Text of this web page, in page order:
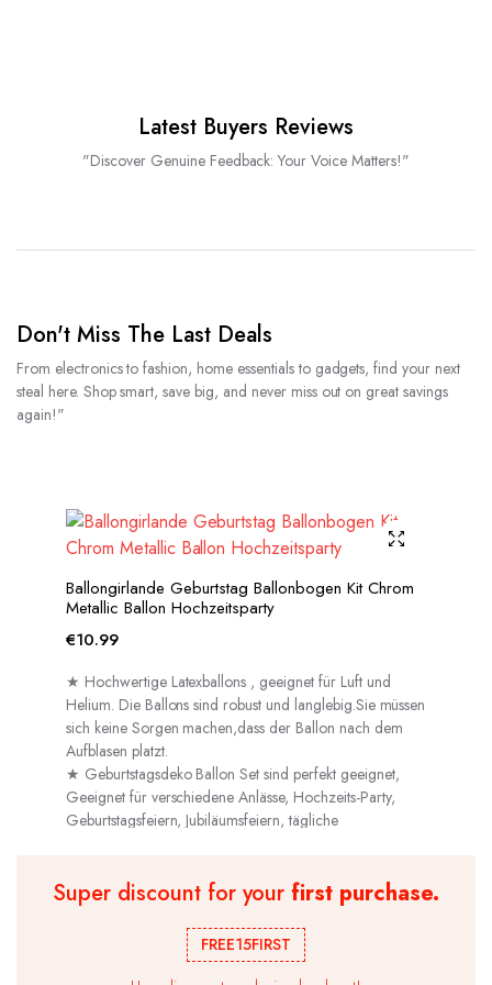
Latest Buyers Reviews
"Discover Genuine Feedback: Your Voice Matters!"
Don't Miss The Last Deals
From electronics to fashion, home essentials to gadgets, find your next
steal here. Shop smart, save big, and never miss out on great savings
again!"
Ballongirlande Geburtstag Ballonbogen Kit Chrom
Metallic Ballon Hochzeitsparty
€10.99
★ Hochwertige Latexballons , geeignet für Luft und
Helium. Die Ballons sind robust und langlebig.Sie müssen
sich keine Sorgen machen,dass der Ballon nach dem
Aufblasen platzt.
★ Geburtstagsdeko Ballon Set sind perfekt geeignet,
Geeignet für verschiedene Anlässe, Hochzeits-Party,
Geburtstagsfeiern, Jubiläumsfeiern, tägliche
Super discount for yourfirst purchase.
FREE15FIRST